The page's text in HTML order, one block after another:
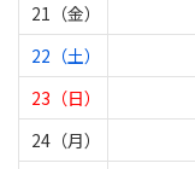
21（金）
22（土）
23（日）
24（月）